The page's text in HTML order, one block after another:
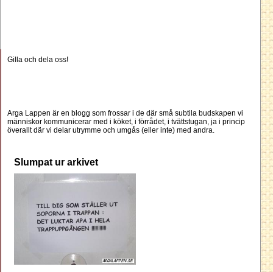
Gilla och dela oss!
Arga Lappen är en blogg som frossar i de där små subtila budskapen vi
människor kommunicerar med i köket, i förrådet, i tvättstugan, ja i princip
överallt där vi delar utrymme och umgås (eller inte) med andra.
Slumpat ur arkivet